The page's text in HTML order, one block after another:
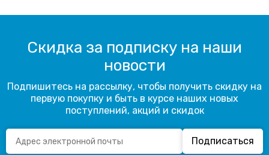
Скидка за подписку на наши
новости
Подпишитесь на рассылку, чтобы получить скидку на
первую покупку и быть в курсе наших новых
поступлений, акций и скидок
Подписаться